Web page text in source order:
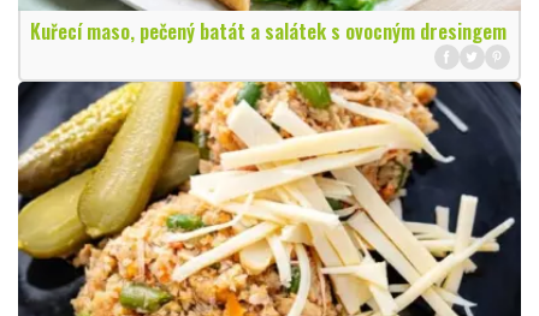
Kuřecí maso, pečený batát a salátek s ovocným dresingem